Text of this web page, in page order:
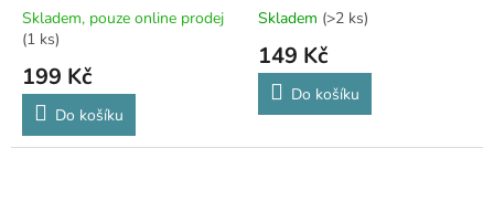
Skladem, pouze online prodej
(1 ks)
199 Kč
Do košíku
Skladem (>2 ks)
149 Kč
Do košíku